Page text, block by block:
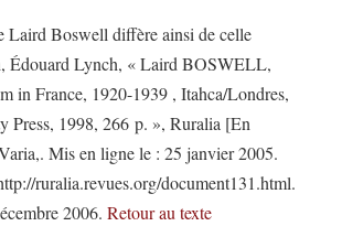
Laird Boswell diffère ainsi de celle
Édouard Lynch, « Laird BOSWELL,
in France, 1920-1939 , Itahca/Londres,
Press, 1998, 266 p. », Ruralia [En
Mis en ligne le : 25 janvier 2005.
ruralia.revues.org/document131.html.
2006. Retour au texte